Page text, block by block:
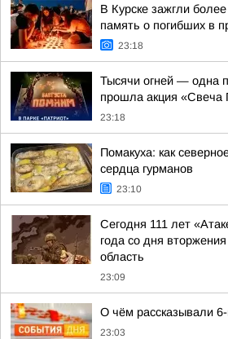
В Курске зажгли
память о погибших в
23:18
Тысячи огней — одна
прошла акция «Свеча
23:18
Помакуха: как
сердца гурманов
23:10
Сегодня 111 лет
года со дня
область
23:09
О чём рассказывали 6-
23:03